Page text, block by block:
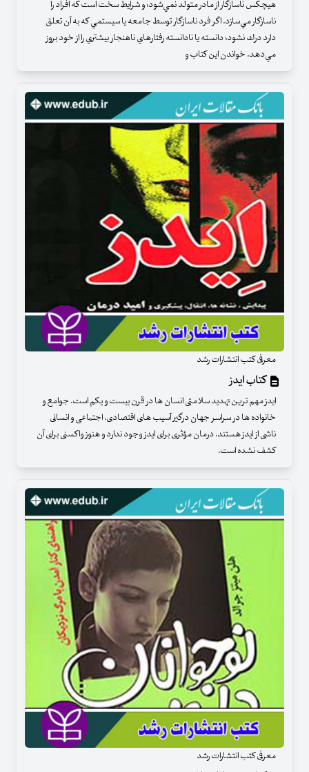
هيچكس ناسازگار از مادر متولد نمي‌شود؛ و شرايط سخت است كه افراد را
ناسازگار مي‌سازد. اگر فرد ناسازگار توسط جامعه يا سيستمي كه به آن تعلق
دارد درك نشود؛ دانسته يا نادانسته رفتارهاي ناهنجار بيشتري را از خود بروز
مي‌دهد. خواندن اين كتاب و
معرفی کتب انتشارات رشد
کتاب ایدز
ایدز مهم ترین تهدید سلامتی انسان ها در قرن بیست و یکم است. جوامع و
خانواده ها در سراسر جهان درگیر آسیب های اقتصادی، اجتماعی و انسانی
ناشی از ایدز هستند. درمان مؤثری برای ایدز وجود ندارد و هنوز واکسنی برای آن
کشف نشده است.
معرفی کتب انتشارات رشد